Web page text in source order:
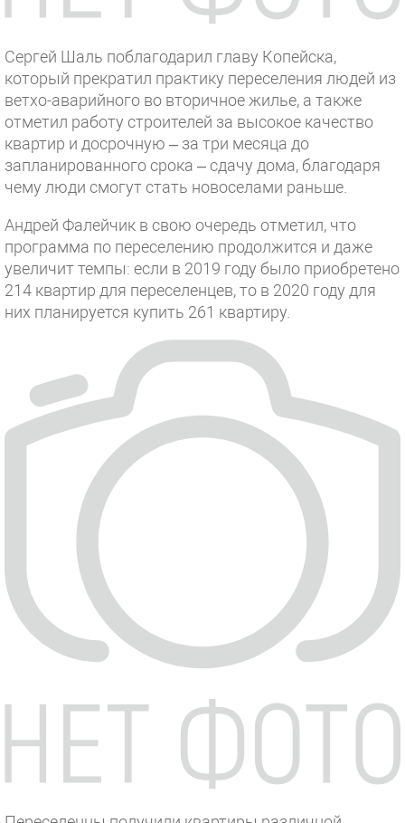
Сергей Шаль поблагодарил главу Копейска,
который прекратил практику переселения людей из
ветхо-аварийного во вторичное жилье, а также
отметил работу строителей за высокое качество
квартир и досрочную – за три месяца до
запланированного срока – сдачу дома, благодаря
чему люди смогут стать новоселами раньше.
Андрей Фалейчик в свою очередь отметил, что
программа по переселению продолжится и даже
увеличит темпы: если в 2019 году было приобретено
214 квартир для переселенцев, то в 2020 году для
них планируется купить 261 квартиру.